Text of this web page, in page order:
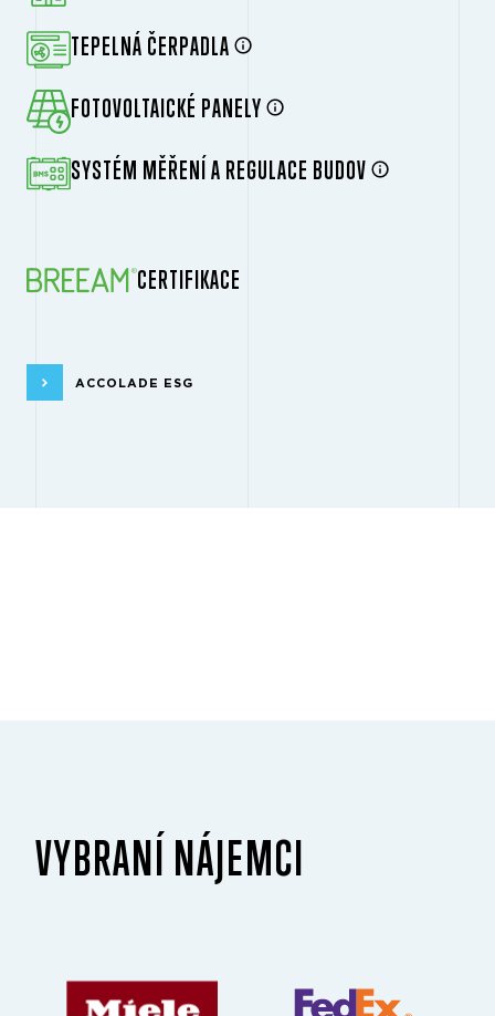
TEPELNÁ ČERPADLA
FOTOVOLTAICKÉ PANELY
SYSTÉM MĚŘENÍ A REGULACE BUDOV
CERTIFIKACE
ACCOLADE ESG
VYBRANÍ NÁJEMCI